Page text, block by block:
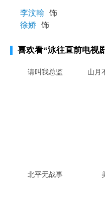
李汶翰 饰
徐娇 饰
喜欢看“泳往直前电视
请叫我总监 山月
北平无战事